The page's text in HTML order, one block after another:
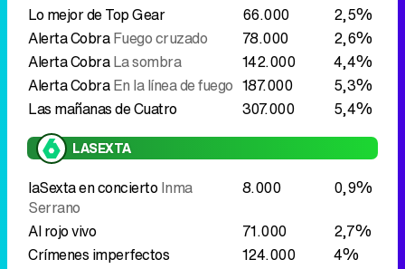
LASEXTA
laSexta en conciertoInma
Serrano
8.000
0,9%
Al rojo vivo
71.000
2,7%
Crímenes imperfectos
Crímenes imperfectos: ricos y
6,5%
Informe criminalJóvenes
asesinos
209.000
5,9%
Al rojo vivo
591.000 10,2%